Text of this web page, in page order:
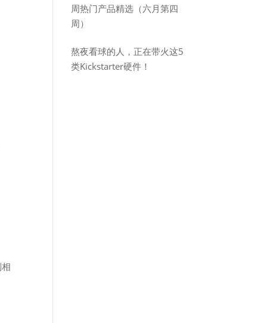
周热门产品精选（六月第四
周）
熬夜看球的人，正在带火这5
类Kickstarter硬件！